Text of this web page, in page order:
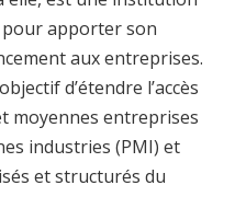
apporter son
aux entreprises.
d’étendre l’accès
moyennes entreprises
industries (PMI) et
et structurés du